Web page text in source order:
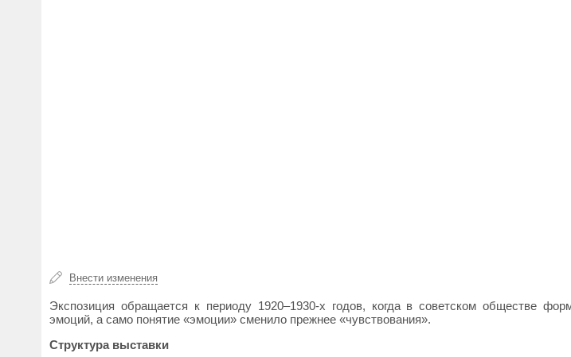
Внести изменения
Экспозиция обращается к периоду 1920–1930-х годов, когда в советском обществе
эмоций, а само понятие «эмоции» сменило прежнее «чувствования».
Структура выставки